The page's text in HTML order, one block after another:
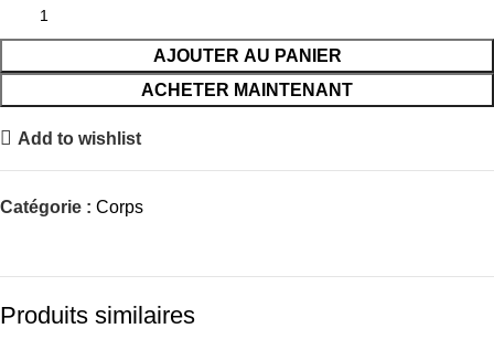
AJOUTER AU PANIER
ACHETER MAINTENANT
Add to wishlist
Catégorie : Corps
Produits similaires